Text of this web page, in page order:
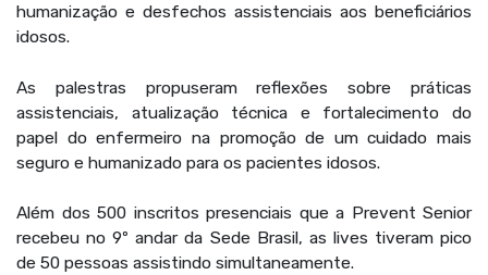
humanização e desfechos assistenciais aos beneficiários
idosos.
As palestras propuseram reflexões sobre práticas
assistenciais, atualização técnica e fortalecimento do
papel do enfermeiro na promoção de um cuidado mais
seguro e humanizado para os pacientes idosos.
Além dos 500 inscritos presenciais que a Prevent Senior
recebeu no 9º andar da Sede Brasil, as lives tiveram pico
de 50 pessoas assistindo simultaneamente.